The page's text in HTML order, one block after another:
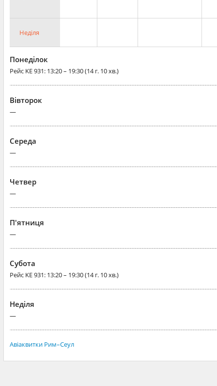
Неділя
Понеділок
Рейс KE 931: 13:20 – 19:30 (14 г. 10 хв.)
Вівторок
—
Середа
—
Четвер
—
П'ятниця
—
Субота
Рейс KE 931: 13:20 – 19:30 (14 г. 10 хв.)
Неділя
—
Авіаквитки Рим–Сеул